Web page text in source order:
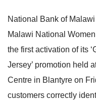
National Bank of
Malawi National
the first activation of its
Jersey’ promotion held
Centre in Blantyre on
customers correctly